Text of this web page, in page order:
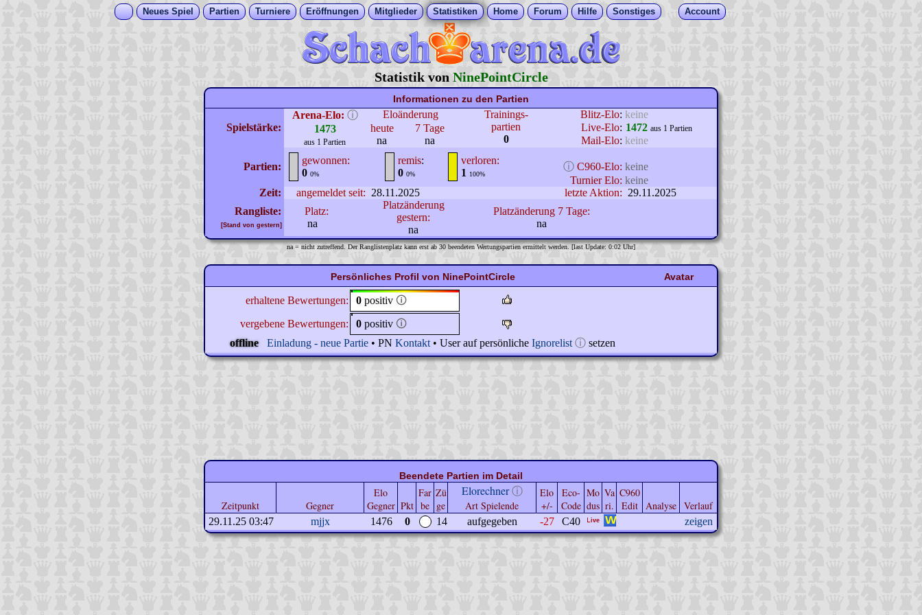
Neues Spiel Partien Turniere Eröffnungen Mitglieder Statistiken Home Forum Hilfe Sonstiges Account
Statistik von NinePointCircle
Informationen zu den Partien
Spielstärke:
Arena-Elo: ⓘ
1473
aus 1 Partien
Eloänderung
Trainings-
partien
0
Blitz-Elo: keine
heute
na
7 Tage
na
Live-Elo: 1472 aus 1 Partien
Mail-Elo: keine
Partien:
gewonnen:
0 0%
remis:
0 0%
verloren:
1
100%
ⓘ C960-Elo: keine
Turnier Elo: keine
Zeit:
angemeldet seit: 28.11.2025 letzte Aktion: 29.11.2025
Rangliste:
[Stand von gestern]
Platz:
na
Platzänderung
gestern:
na
Platzänderung 7 Tage:
na
na = nicht zutreffend. Der Ranglistenplatz kann erst ab 30 beendeten Wertungspartien ermittelt werden. [last Update: 0:02 Uhr]
Persönliches Profil von NinePointCircle Avatar
erhaltene Bewertungen: 0 positiv 🛈
vergebene Bewertungen:
0 positiv 🛈
offline
Einladung - neue Partie • PN Kontakt • User auf persönliche Ignorelist ⓘ setzen
Beendete Partien im Detail
Zeitpunkt Gegner
Elo
Gegner Pkt
Far
be
Zü
ge
Elorechner ⓘ
Art Spielende
Elo
+/-
Eco-
Code
Mo
dus
Va
ri.
C960
Edit
Analyse Verlauf
29.11.25 03:47 mjjx 1476 0 14 aufgegeben -27 C40 zeigen